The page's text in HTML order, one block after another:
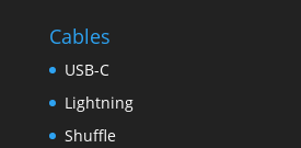
Cables
USB-C
Lightning
Shuffle